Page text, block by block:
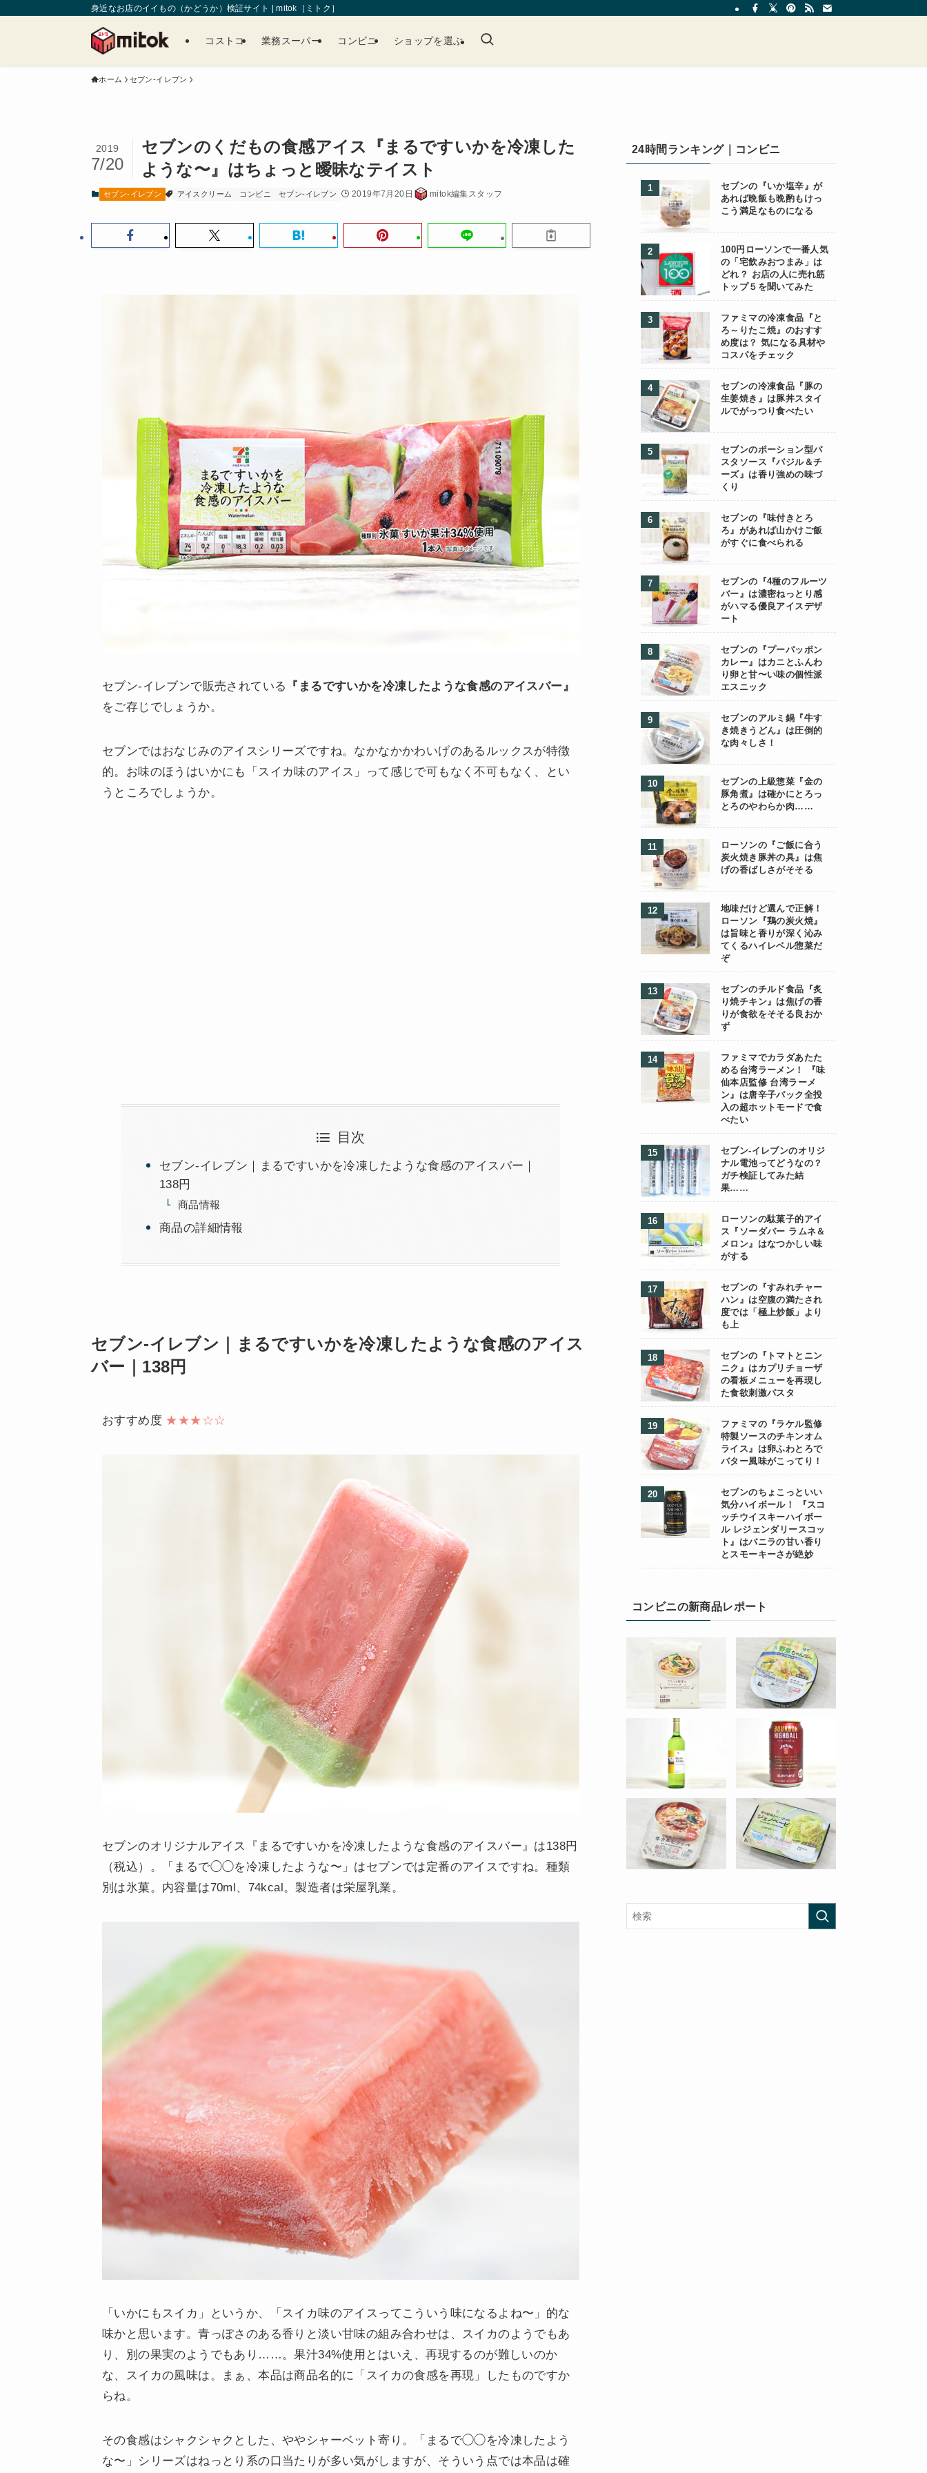
身近なお店のイイもの（かどうか）検証サイト | mitok［ミトク］
コストコ 業務スーパー コンビニ ショップを選ぶ
ホーム セブン-イレブン
セブンのくだもの食感アイス『まるですいかを冷凍した
ような〜』はちょっと曖昧なテイスト
2019
7/20
セブン-イレブン アイスクリーム コンビニ セブン-イレブン 2019年7月20日 mitok編集スタッフ
セブン-イレブンで販売されている
『まるですいかを冷凍したような食感のアイスバー』
をご存じでしょうか。
セブンではおなじみのアイスシリーズですね。なかなかかわいげのあるルックスが特徴
的。お味のほうはいかにも「スイカ味のアイス」って感じで可もなく不可もなく、とい
うところでしょうか。
目次
セブン-イレブン｜まるですいかを冷凍したような食感のアイスバー｜
138円
商品情報
商品の詳細情報
セブン-イレブン｜まるですいかを冷凍したような食感のアイス
バー｜138円
おすすめ度 ★★★☆☆
セブンのオリジナルアイス『まるですいかを冷凍したような食感のアイスバー』は138円
（税込）。「まるで◯◯を冷凍したような〜」はセブンでは定番のアイスですね。種類
別は氷菓。内容量は70ml、74kcal。製造者は栄屋乳業。
「いかにもスイカ」というか、「スイカ味のアイスってこういう味になるよね〜」的な
味かと思います。青っぽさのある香りと淡い甘味の組み合わせは、スイカのようでもあ
り、別の果実のようでもあり……。果汁34%使用とはいえ、再現するのが難しいのか
な、スイカの風味は。まぁ、本品は商品名的に「スイカの食感を再現」したものですか
らね。
その食感はシャクシャクとした、ややシャーベット寄り。「まるで◯◯を冷凍したよう
な〜」シリーズはねっとり系の口当たりが多い気がしますが、そういう点では本品は確
24時間ランキング｜コンビニ
セブンの『いか塩辛』が
あれば晩飯も晩酌もけっ
こう満足なものになる
100円ローソンで一番人気
の「宅飲みおつまみ」は
どれ？ お店の人に売れ筋
トップ５を聞いてみた
ファミマの冷凍食品『と
ろ～りたこ焼』のおすす
め度は？ 気になる具材や
コスパをチェック
セブンの冷凍食品『豚の
生姜焼き』は豚丼スタイ
ルでがっつり食べたい
セブンのポーション型パ
スタソース『バジル＆チ
ーズ』は香り強めの味づ
くり
セブンの『味付きとろ
ろ』があれば山かけご飯
がすぐに食べられる
セブンの『4種のフルーツ
バー』は濃密ねっとり感
がハマる優良アイスデザ
ート
セブンの『プーパッポン
カレー』はカニとふんわ
り卵と甘〜い味の個性派
エスニック
セブンのアルミ鍋『牛す
き焼きうどん』は圧倒的
な肉々しさ！
セブンの上級惣菜『金の
豚角煮』は確かにとろっ
とろのやわらか肉……
ローソンの『ご飯に合う
炭火焼き豚丼の具』は焦
げの香ばしさがそそる
地味だけど選んで正解！
ローソン『鶏の炭火焼』
は旨味と香りが深く沁み
てくるハイレベル惣菜だ
ぞ
セブンのチルド食品『炙
り焼チキン』は焦げの香
りが食欲をそそる良おか
ず
ファミマでカラダあたた
める台湾ラーメン！ 『味
仙本店監修 台湾ラーメ
ン』は唐辛子パック全投
入の超ホットモードで食
べたい
セブン-イレブンのオリジ
ナル電池ってどうなの？
ガチ検証してみた結
果……
ローソンの駄菓子的アイ
ス『ソーダバー ラムネ＆
メロン』はなつかしい味
がする
セブンの『すみれチャー
ハン』は空腹の満たされ
度では「極上炒飯」より
も上
セブンの『トマトとニン
ニク』はカプリチョーザ
の看板メニューを再現し
た食欲刺激パスタ
ファミマの『ラケル監修
特製ソースのチキンオム
ライス』は卵ふわとろで
バター風味がこってり！
セブンのちょこっといい
気分ハイボール！ 『スコ
ッチウイスキーハイボー
ル レジェンダリースコッ
ト』はバニラの甘い香り
とスモーキーさが絶妙
コンビニの新商品レポート